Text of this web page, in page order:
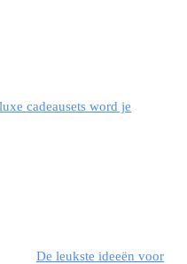
cadeausets word je
De leukste ideeën voor